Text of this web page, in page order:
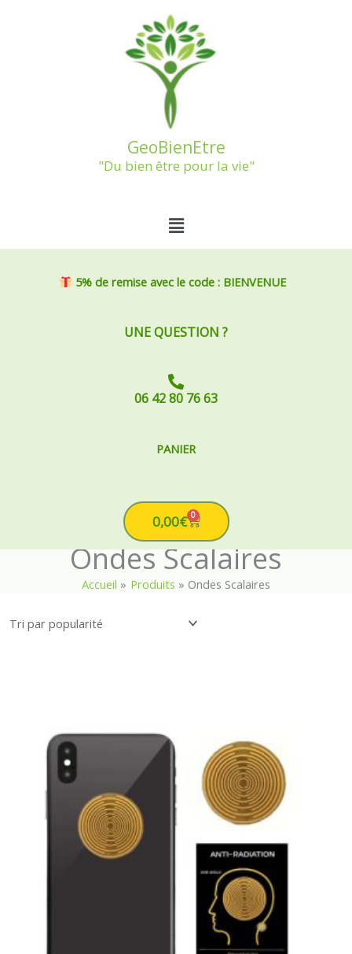
GeoBienEtre
"Du bien être pour la vie"
Menu
5% de remise avec le code : BIENVENUE
UNE QUESTION ?
06 42 80 76 63
PANIER
0,00€ 0
Cart
Ondes Scalaires
Accueil Produits Ondes Scalaires